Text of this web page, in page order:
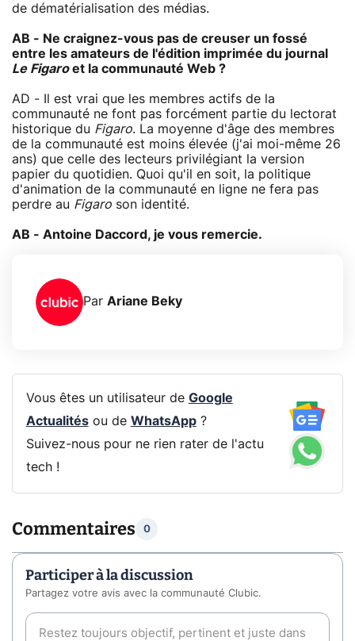
de dématérialisation des médias.
AB - Ne craignez-vous pas de creuser un fossé
entre les amateurs de l'édition imprimée du journal
Le Figaroet la communauté Web ?
AD - Il est vrai que les membres actifs de la
communauté ne font pas forcément partie du lectorat
historique du Figaro. La moyenne d'âge des membres
de la communauté est moins élevée (j'ai moi-même 26
ans) que celle des lecteurs privilégiant la version
papier du quotidien. Quoi qu'il en soit, la politique
d'animation de la communauté en ligne ne fera pas
perdre au Figaro son identité.
AB - Antoine Daccord, je vous remercie.
Par Ariane Beky
Vous êtes un utilisateur de Google
Actualitésou de WhatsApp?
Suivez-nous pour ne rien rater de l'actu
tech !
Commentaires 0
Participer à la discussion
Partagez votre avis avec la communauté Clubic.